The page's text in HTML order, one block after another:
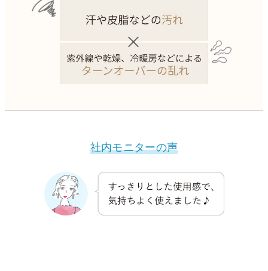
社内モニターの声